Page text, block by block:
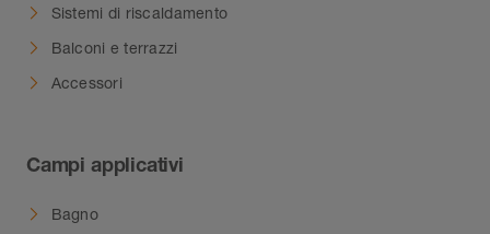
Sistemi di riscaldamento
Balconi e terrazzi
Accessori
Campi applicativi
Bagno